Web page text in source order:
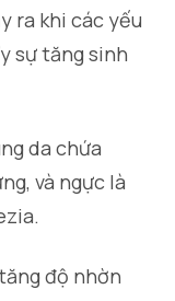
ra khi các yếu
sự tăng sinh
da chứa
và ngực là
.
độ nhờn